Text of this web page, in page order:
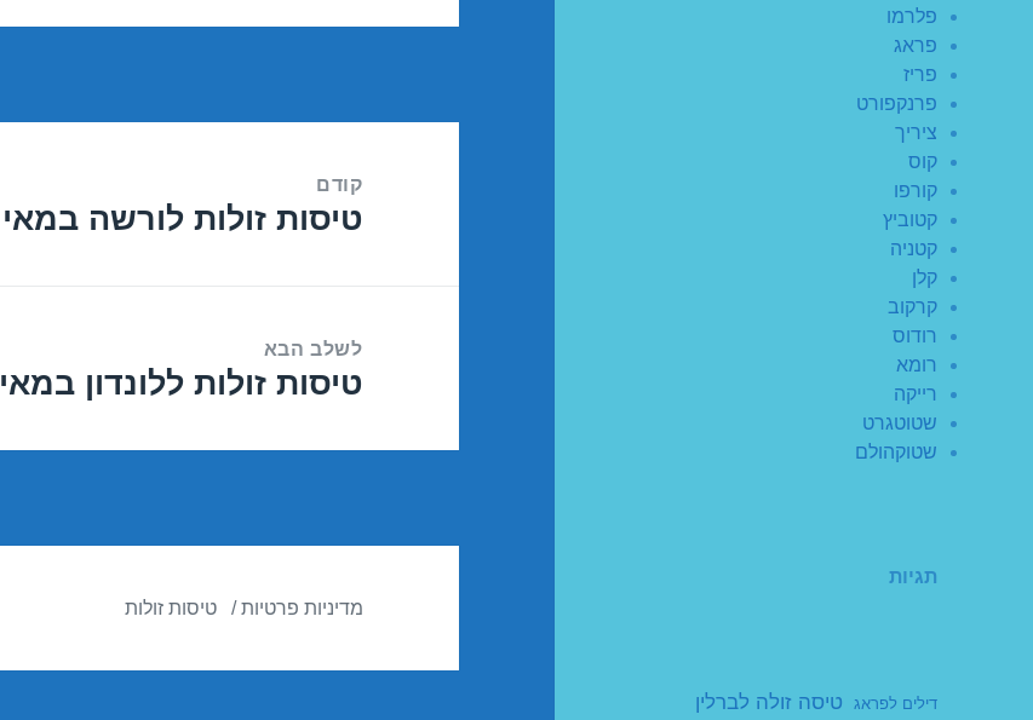
פלרמו
פראג
פריז
פרנקפורט
ציריך
קוס
קורפו
קטוביץ
קטניה
קלן
קרקוב
רודוס
רומא
רייקה
שטוטגרט
שטוקהולם
תגיות
דילים לפראג טיסה זולה לברלין
קודם
הפוסט
טיסות זולות לורשה במאי 18/05/2017
לשלב הבא
הפוסט
טיסות זולות ללונדון במאי 23/05/2017
מדיניות פרטיות טיסות זולות